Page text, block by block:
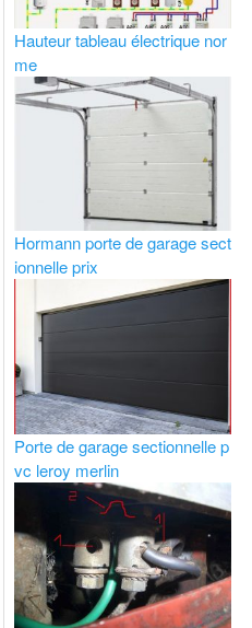
Hauteur tableau électrique nor
me
Hormann porte de garage sect
ionnelle prix
Porte de garage sectionnelle p
vc leroy merlin